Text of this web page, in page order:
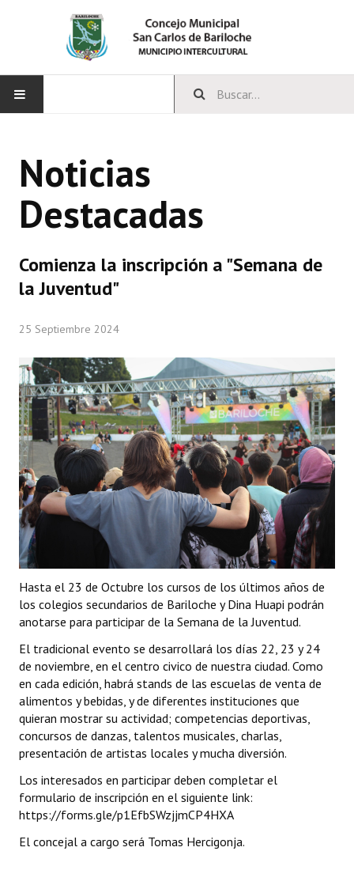
CONCEJO
Bloques Políticos
Comisiones Permanentes
Concejales Mandato Cumplido
Programas
LEGISLACIÓN
Constitución Nacional
Constitución Provincial
Carta Orgánica 2007
Reglamento Interno
Digesto
Organigrama
Informes de Gestión
Proyectos Presentados
Dictámenes Asesoría Letrada
Actas de Sesión
Informes de Unidad Coordinadora
Ejecución Presupuestaria
Noticias
Destacadas
Comienza la inscripción a "Semana de
la Juventud"
25 Septiembre 2024
Hasta el 23 de Octubre los cursos de los últimos años de
los colegios secundarios de Bariloche y Dina Huapi podrán
anotarse para participar de la Semana de la Juventud.
El tradicional evento se desarrollará los días 22, 23 y 24
de noviembre, en el centro civico de nuestra ciudad. Como
en cada edición, habrá stands de las escuelas de venta de
alimentos y bebidas, y de diferentes instituciones que
quieran mostrar su actividad; competencias deportivas,
concursos de danzas, talentos musicales, charlas,
presentación de artistas locales y mucha diversión.
Los interesados en participar deben completar el
formulario de inscripción en el siguiente link:
https://forms.gle/p1EfbSWzjjmCP4HXA
El concejal a cargo será Tomas Hercigonja.